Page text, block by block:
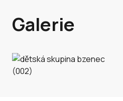
Galerie